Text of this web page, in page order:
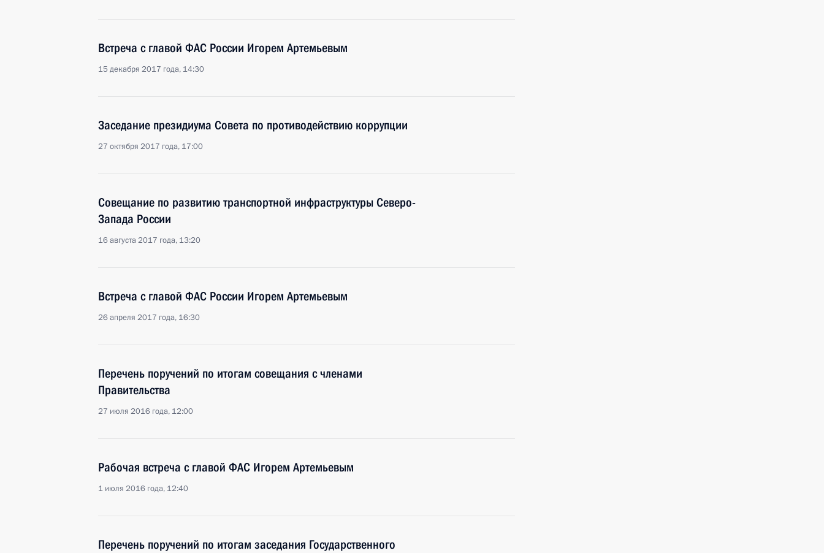
Встреча с главой ФАС России Игорем Артемьевым
15 декабря 2017 года, 14:30
Заседание президиума Совета по противодействию коррупции
27 октября 2017 года, 17:00
Совещание по развитию транспортной инфраструктуры Северо-
Запада России
16 августа 2017 года, 13:20
Встреча с главой ФАС России Игорем Артемьевым
26 апреля 2017 года, 16:30
Перечень поручений по итогам совещания с членами
Правительства
27 июля 2016 года, 12:00
Рабочая встреча с главой ФАС Игорем Артемьевым
1 июля 2016 года, 12:40
Перечень поручений по итогам заседания Государственного